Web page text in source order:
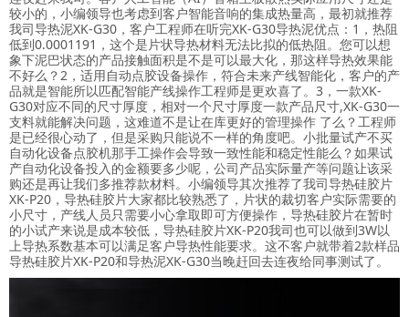
较小的，小编领导也考虑到客户智能音响的集成热量高，最初就推荐
我司导热泥XK-G30，客户工程师在听完XK-G30导热泥优点：1，热阻
低到0.0001191，这个是片状导热材料无法比拟的低热阻。您可以想
象下泥巴状态的产品接触面积是不是可以最大化，那这样导热效果能
不好么？2，适用自动点胶设备操作，符合未来产线智能化，客户的产
品就是智能所以匹配智能产线操作工程师是更欢喜了。3，一款XK-
G30对应不同的尺寸厚度，相对一个尺寸厚度一款产品尺寸,XK-G30一
支料就能解决问题，这难道不是让在库更好的管理操作 了么？工程师
是已经很心动了，但是采购只能说不一样的角度吧。小批量试产不买
自动化设备点胶机那手工操作会导致一致性能和稳定性能么？如果试
产自动化设备投入的金额要多少呢，公司产品实际量产等问题让该采
购还是再让我们多推荐款材料。小编领导其次推荐了我司导热硅胶片
XK-P20，导热硅胶片大家都比较熟悉了，片状的裁切客户实际需要的
小尺寸，产线人员只需要小心拿取即可方便操作，导热硅胶片在暂时
的小试产来说是成本较低，导热硅胶片XK-P20我司也可以做到3W以
上导热系数基本可以满足客户导热性能要求。这不客户就带着2款样品
导热硅胶片XK-P20和导热泥XK-G30当晚赶回去连夜给同事测试了。